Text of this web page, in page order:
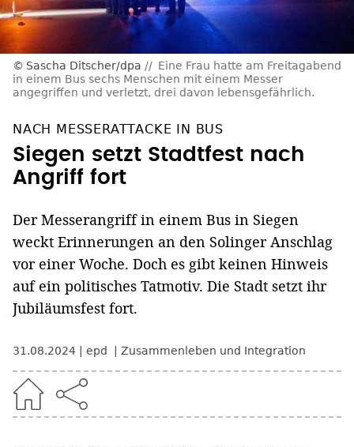
Sascha Ditscher/dpa
Eine Frau hatte am Freitagabend
in einem Bus sechs Menschen mit einem Messer
angegriffen und verletzt, drei davon lebensgefährlich.
NACH MESSERATTACKE IN BUS
Siegen setzt Stadtfest nach
Angriff fort
Der Messerangriff in einem Bus in Siegen
weckt Erinnerungen an den Solinger Anschlag
vor einer Woche. Doch es gibt keinen Hinweis
auf ein politisches Tatmotiv. Die Stadt setzt ihr
Jubiläumsfest fort.
31.08.2024 epd Zusammenleben und Integration